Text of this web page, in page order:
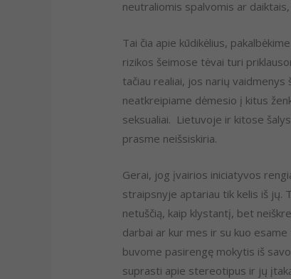
neutraliomis spalvomis ar
Tai čia apie kūdikėlius,
rizikos šeimose tėvai turi
tačiau realiai, jos narių
neatkreipiame dėmesio į kitus
seksualiai. Lietuvoje ir kitose
prasme neišsiskiria.
Gerai, jog įvairios iniciatyvos
straipsnyje aptariau tik kelis iš jų.
netuščią, kaip klystantį, bet
darbai ar kur mes ir su kuo
buvome pasirengę mokytis iš
suprasti apie stereotipus ir jų